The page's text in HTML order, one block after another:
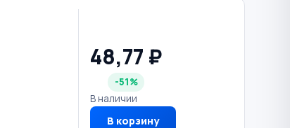
48,77 ₽
-51%
В наличии
В корзину